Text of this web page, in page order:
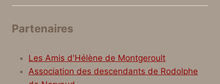
Partenaires
Les Amis d'Hélène de Montgeroult
Association des descendants de Rodolphe